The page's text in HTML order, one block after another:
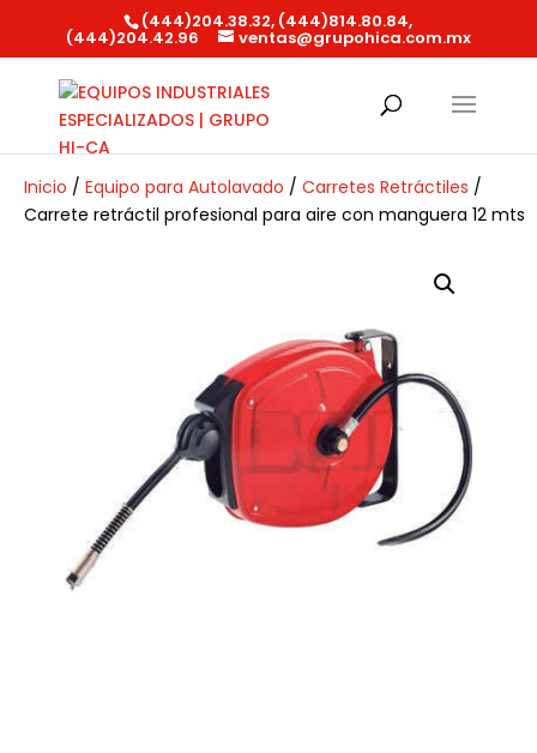
(444)204.38.32, (444)814.80.84,
(444)204.42.96 ventas@grupohica.com.mx
Inicio / Equipo para Autolavado / Carretes Retráctiles /
Carrete retráctil profesional para aire con manguera 12 mts